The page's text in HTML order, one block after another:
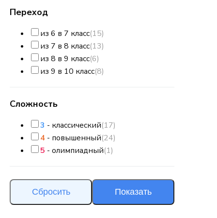
Переход
из 6 в 7 класс(15)
из 7 в 8 класс(13)
из 8 в 9 класс(6)
из 9 в 10 класс(8)
Сложность
3 - классический(17)
4 - повышенный(24)
5 - олимпиадный(1)
Сбросить Показать